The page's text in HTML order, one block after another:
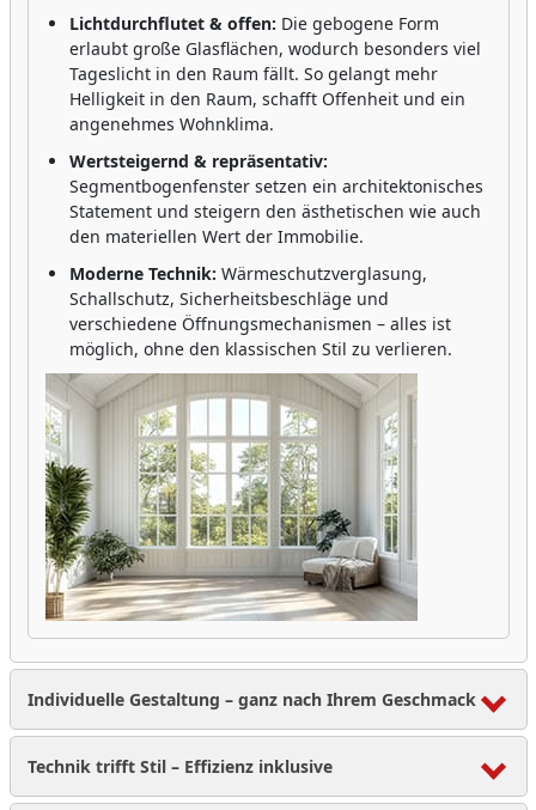
Lichtdurchflutet & offen: Die gebogene Form
erlaubt große Glasflächen, wodurch besonders viel
Tageslicht in den Raum fällt. So gelangt mehr
Helligkeit in den Raum, schafft Offenheit und ein
angenehmes Wohnklima.
Wertsteigernd & repräsentativ:
Segmentbogenfenster setzen ein architektonisches
Statement und steigern den ästhetischen wie auch
den materiellen Wert der Immobilie.
Moderne Technik: Wärmeschutzverglasung,
Schallschutz, Sicherheitsbeschläge und
verschiedene Öffnungsmechanismen – alles ist
möglich, ohne den klassischen Stil zu verlieren.
Individuelle Gestaltung – ganz nach Ihrem Geschmack
Technik trifft Stil – Effizienz inklusive